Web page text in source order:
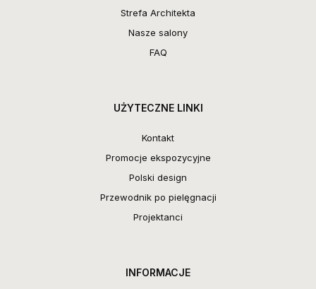
Strefa Architekta
Nasze salony
FAQ
UŻYTECZNE LINKI
Kontakt
Promocje ekspozycyjne
Polski design
Przewodnik po pielęgnacji
Projektanci
INFORMACJE